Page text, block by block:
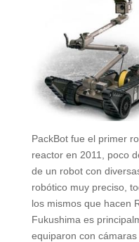
PackBot fue el primer
reactor en 2011, poco
de un robot con
robótico muy preciso,
los mismos que hacen
Fukushima es
equiparon con